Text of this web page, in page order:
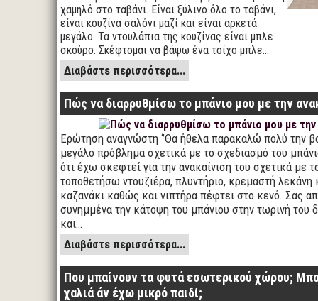
χαμηλό στο ταβάνι. Είναι ξύλινο όλο το ταβάνι,
είναι κουζίνα σαλόνι μαζί και είναι αρκετά
μεγάλο. Τα ντουλάπια της κουζίνας είναι μπλε
σκούρο. Σκέφτομαι να βάψω ένα τοίχο μπλε…
Διαβάστε περισσότερα...
Πώς να διαρρυθμίσω το μπάνιο μου με την
Ερώτηση αναγνώστη ‘’Θα ήθελα παρακαλώ πολύ την
μεγάλο πρόβλημα σχετικά με το σχεδιασμό του
ότι έχω σκεφτεί για την ανακαίνιση του σχετικά με
τοποθετήσω ντουζιέρα, πλυντήριο, κρεμαστή λεκάνη
καζανάκι καθώς και νιπτήρα πέφτει στο κενό. Σας
συνημμένα την κάτοψη του μπάνιου στην τωρινή του
και…
Διαβάστε περισσότερα...
Που μπαίνουν τα φυτά εσωτερικού χώρου;
χαλιά άν έχω μικρό παιδί;